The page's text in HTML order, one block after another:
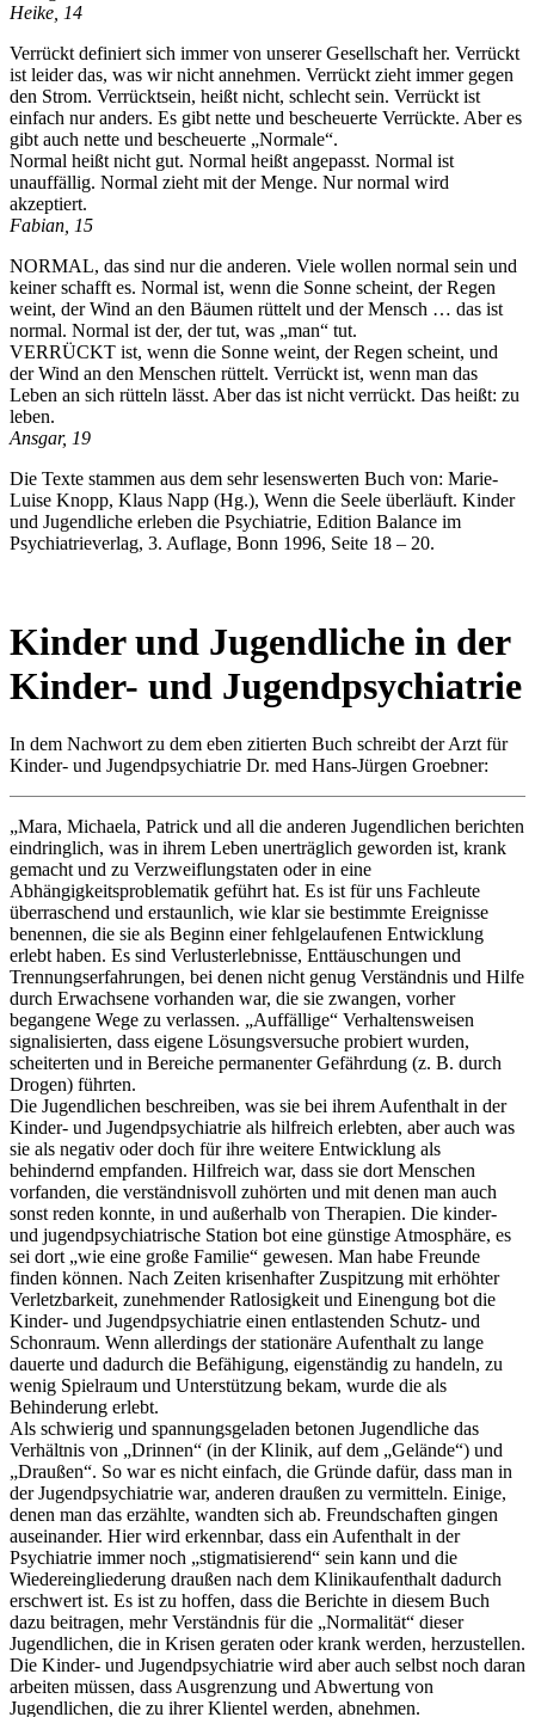
Heike, 14
Verrückt definiert sich immer von unserer Gesellschaft her. Verrückt
ist leider das, was wir nicht annehmen. Verrückt zieht immer gegen
den Strom. Verrücktsein, heißt nicht, schlecht sein. Verrückt ist
einfach nur anders. Es gibt nette und bescheuerte Verrückte. Aber es
gibt auch nette und bescheuerte „Normale“.
Normal heißt nicht gut. Normal heißt angepasst. Normal ist
unauffällig. Normal zieht mit der Menge. Nur normal wird
akzeptiert.
Fabian, 15
NORMAL, das sind nur die anderen. Viele wollen normal sein und
keiner schafft es. Normal ist, wenn die Sonne scheint, der Regen
weint, der Wind an den Bäumen rüttelt und der Mensch … das ist
normal. Normal ist der, der tut, was „man“ tut.
VERRÜCKT ist, wenn die Sonne weint, der Regen scheint, und
der Wind an den Menschen rüttelt. Verrückt ist, wenn man das
Leben an sich rütteln lässt. Aber das ist nicht verrückt. Das heißt: zu
leben.
Ansgar, 19
Die Texte stammen aus dem sehr lesenswerten Buch von: Marie-
Luise Knopp, Klaus Napp (Hg.), Wenn die Seele überläuft. Kinder
und Jugendliche erleben die Psychiatrie, Edition Balance im
Psychiatrieverlag, 3. Auflage, Bonn 1996, Seite 18 – 20.
Kinder und Jugendliche in der
Kinder- und Jugendpsychiatrie
In dem Nachwort zu dem eben zitierten Buch schreibt der Arzt für
Kinder- und Jugendpsychiatrie Dr. med Hans-Jürgen Groebner:
„Mara, Michaela, Patrick und all die anderen Jugendlichen berichten
eindringlich, was in ihrem Leben unerträglich geworden ist, krank
gemacht und zu Verzweiflungstaten oder in eine
Abhängigkeitsproblematik geführt hat. Es ist für uns Fachleute
überraschend und erstaunlich, wie klar sie bestimmte Ereignisse
benennen, die sie als Beginn einer fehlgelaufenen Entwicklung
erlebt haben. Es sind Verlusterlebnisse, Enttäuschungen und
Trennungserfahrungen, bei denen nicht genug Verständnis und Hilfe
durch Erwachsene vorhanden war, die sie zwangen, vorher
begangene Wege zu verlassen. „Auffällige“ Verhaltensweisen
signalisierten, dass eigene Lösungsversuche probiert wurden,
scheiterten und in Bereiche permanenter Gefährdung (z. B. durch
Drogen) führten.
Die Jugendlichen beschreiben, was sie bei ihrem Aufenthalt in der
Kinder- und Jugendpsychiatrie als hilfreich erlebten, aber auch was
sie als negativ oder doch für ihre weitere Entwicklung als
behindernd empfanden. Hilfreich war, dass sie dort Menschen
vorfanden, die verständnisvoll zuhörten und mit denen man auch
sonst reden konnte, in und außerhalb von Therapien. Die kinder-
und jugendpsychiatrische Station bot eine günstige Atmosphäre, es
sei dort „wie eine große Familie“ gewesen. Man habe Freunde
finden können. Nach Zeiten krisenhafter Zuspitzung mit erhöhter
Verletzbarkeit, zunehmender Ratlosigkeit und Einengung bot die
Kinder- und Jugendpsychiatrie einen entlastenden Schutz- und
Schonraum. Wenn allerdings der stationäre Aufenthalt zu lange
dauerte und dadurch die Befähigung, eigenständig zu handeln, zu
wenig Spielraum und Unterstützung bekam, wurde die als
Behinderung erlebt.
Als schwierig und spannungsgeladen betonen Jugendliche das
Verhältnis von „Drinnen“ (in der Klinik, auf dem „Gelände“) und
„Draußen“. So war es nicht einfach, die Gründe dafür, dass man in
der Jugendpsychiatrie war, anderen draußen zu vermitteln. Einige,
denen man das erzählte, wandten sich ab. Freundschaften gingen
auseinander. Hier wird erkennbar, dass ein Aufenthalt in der
Psychiatrie immer noch „stigmatisierend“ sein kann und die
Wiedereingliederung draußen nach dem Klinikaufenthalt dadurch
erschwert ist. Es ist zu hoffen, dass die Berichte in diesem Buch
dazu beitragen, mehr Verständnis für die „Normalität“ dieser
Jugendlichen, die in Krisen geraten oder krank werden, herzustellen.
Die Kinder- und Jugendpsychiatrie wird aber auch selbst noch daran
arbeiten müssen, dass Ausgrenzung und Abwertung von
Jugendlichen, die zu ihrer Klientel werden, abnehmen.